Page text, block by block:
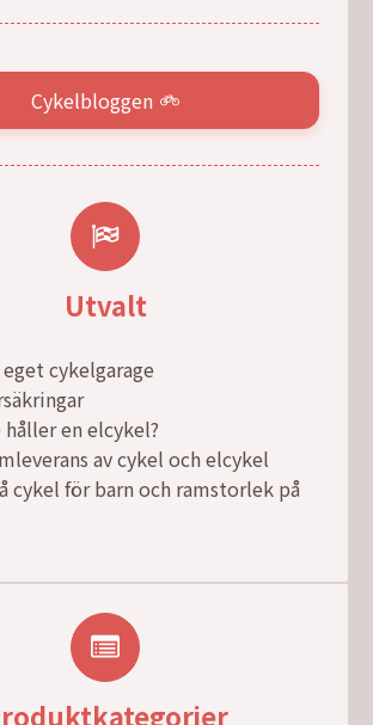
Cykelbloggen
Utvalt
cykelgarage
en elcykel?
av cykel och elcykel
cykel för barn och ramstorlek på